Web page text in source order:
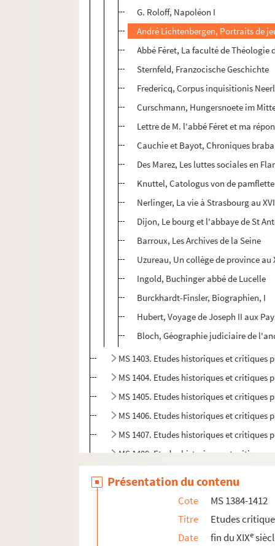
G. Roloff, Napoléon I
André Lichtenbergen, Portraits de
Abbé Féret, La faculté de Théologie
Sternfeld, Franzocische Geschichte
Fredericq, Corpus inquisitionis
Curschmann, Hungersnoete im
Lettre de M. l'abbé Féret et ma
Cauchie et Bayot, Chroniques
Des Marez, Les luttes sociales en
Knuttel, Catologus von de
Nerlinger, La vie à Strasbourg au
Dijon, Le bourg et l'abbaye de St
Barroux, Les Archives de la Seine
Uzureau, Un collège de province au
Ingold, Buchinger abbé de Lucelle
Burckhardt-Finsler, Biographien, I
Hubert, Voyage de Joseph II aux
Bloch, Géographie judiciaire de
MS 1403. Etudes historiques et
MS 1404. Etudes historiques et
MS 1405. Etudes historiques et critiques
MS 1406. Etudes historiques et
MS 1407. Etudes historiques et
MS 1408. Etudes historiques et critiques
Présentation du contenu
Cote
MS 1384-1412
Titre
Etudes
Date
fin du XIXe